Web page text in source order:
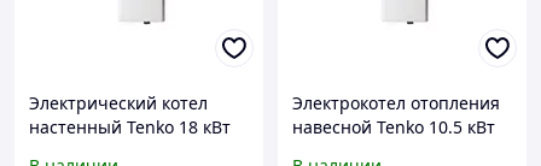
Электрический котел
настенный Tenko 18 кВт
Электрокотел отопления
навесной Tenko 10.5 кВт